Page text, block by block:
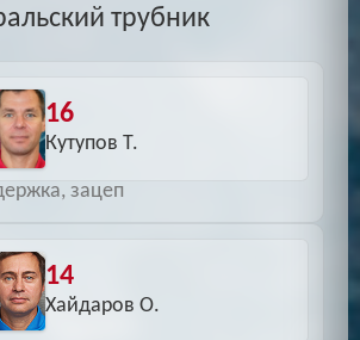
трубник
16
Кутупов Т.
зацеп
14
Хайдаров О.